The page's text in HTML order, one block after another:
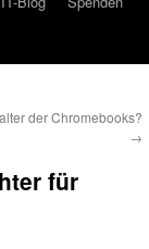
der Chromebooks?
→
für